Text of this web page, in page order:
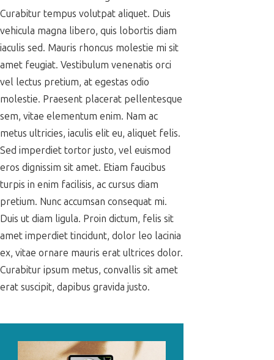
Curabitur tempus volutpat aliquet. Duis
vehicula magna libero, quis lobortis diam
iaculis sed. Mauris rhoncus molestie mi sit
amet feugiat. Vestibulum venenatis orci
vel lectus pretium, at egestas odio
molestie. Praesent placerat pellentesque
sem, vitae elementum enim. Nam ac
metus ultricies, iaculis elit eu, aliquet felis.
Sed imperdiet tortor justo, vel euismod
eros dignissim sit amet. Etiam faucibus
turpis in enim facilisis, ac cursus diam
pretium. Nunc accumsan consequat mi.
Duis ut diam ligula. Proin dictum, felis sit
amet imperdiet tincidunt, dolor leo lacinia
ex, vitae ornare mauris erat ultrices dolor.
Curabitur ipsum metus, convallis sit amet
erat suscipit, dapibus gravida justo.